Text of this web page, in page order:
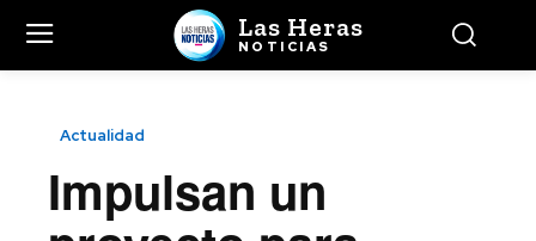
Las Heras
NOTICIAS
Actualidad
Impulsan un